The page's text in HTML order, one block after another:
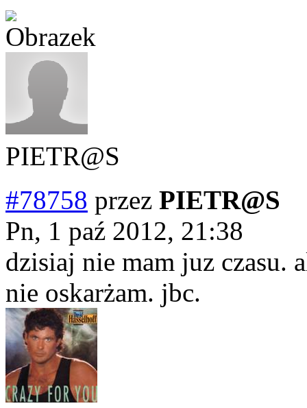
PIETR@S
#78758 przez PIETR@S
Pn, 1 paź 2012, 21:38
dzisiaj nie mam juz czasu.
nie oskarżam. jbc.